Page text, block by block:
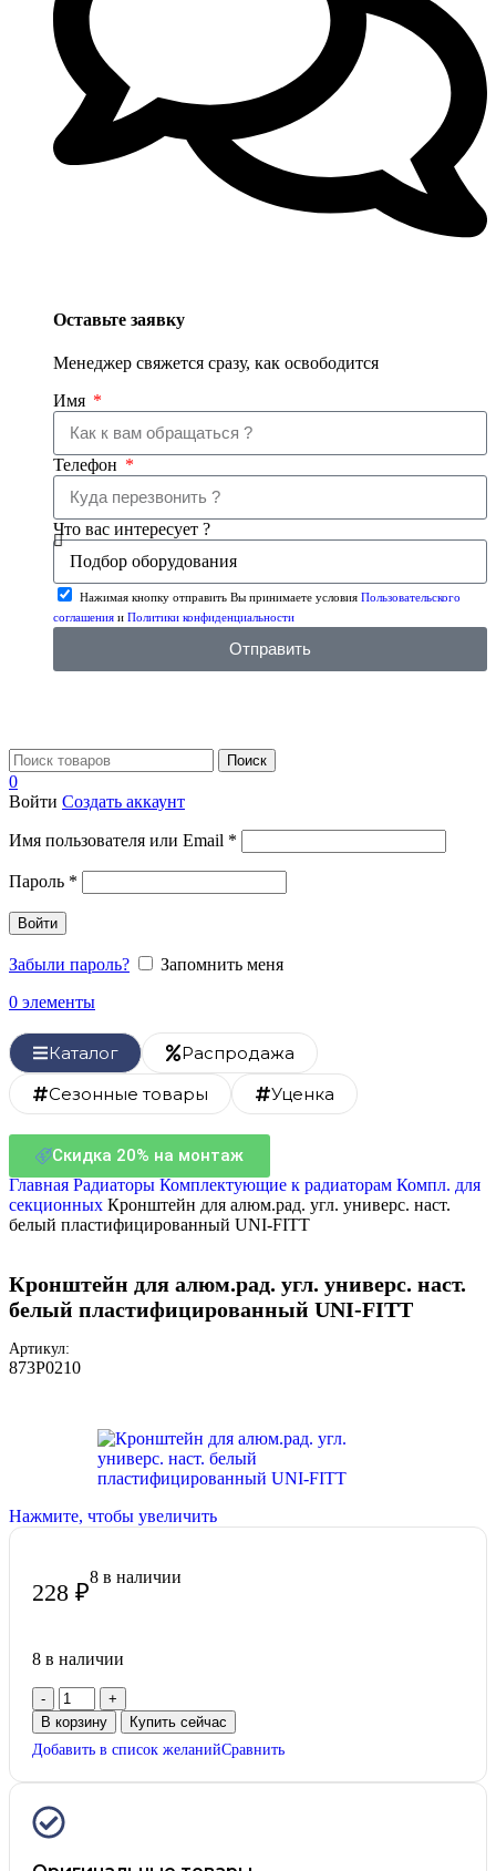
Оставьте заявку
Менеджер свяжется сразу, как освободится
Имя
Телефон
Что вас интересует ?
Нажимая кнопку отправить Вы принимаете условия Пользовательского
соглашения и Политики конфиденциальности
Отправить
Поиск
0
Войти Создать аккаунт
Имя пользователя или Email *
Пароль *
Войти
Забыли пароль?
Запомнить меня
0 элементы
Каталог
Распродажа
Сезонные товары
Уценка
Скидка 20% на монтаж
Главная Радиаторы Комплектующие к радиаторам Компл. для
секционных Кронштейн для алюм.рад. угл. универс. наст.
белый пластифицированный UNI-FITT
Кронштейн для алюм.рад. угл. универс. наст.
белый пластифицированный UNI-FITT
Артикул:
873P0210
Нажмите, чтобы увеличить
228 ₽
8 в наличии
8 в наличии
В корзину
Купить сейчас
Добавить в список желанийСравнить